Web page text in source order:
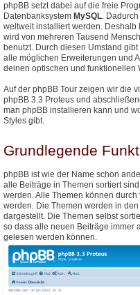
phpBB setzt dabei auf die freie
Datenbanksystem MySQL.
weltweit installiert werden.
wird von mehreren Tausend
benutzt. Durch diesen Umstand
alle möglichen Erweiterungen und
deinen optischen und funktionellen
Auf der phpBB Tour zeigen wir die
phpBB 3.3 Proteus und
man phpBB installieren kann und
Styles gibt.
Grundlegende
phpBB ist wie der Name schon
alle Beiträge in Themen sortiert
werden. Alle Themen können
werden. Die Themen werden in
dargestellt. Die Themen selbst
so dass alle neuen Beiträge immer
gelesen werden können.